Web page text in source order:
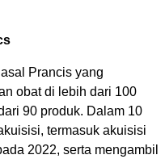
Prancis yang
obat di lebih dari 100
90 produk. Dalam 10
termasuk akuisisi
2022, serta mengambil